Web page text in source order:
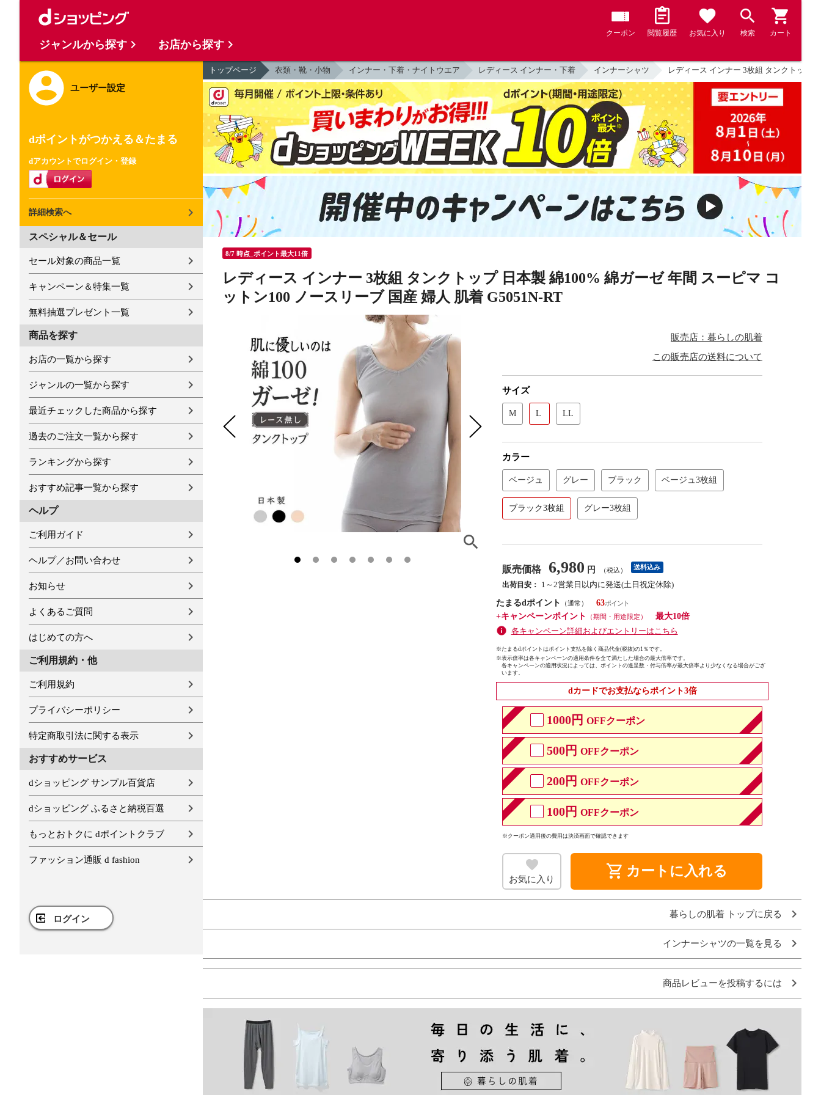
クーポン 閲覧履歴 お気に入り 検索 カート
ユーザー設定
dポイントがつかえる＆たまる
dアカウントでログイン・登録
詳細検索へ
スペシャル＆セール
セール対象の商品一覧
キャンペーン＆特集一覧
無料抽選プレゼント一覧
商品を探す
お店の一覧から探す
ジャンルの一覧から探す
最近チェックした商品から探す
過去のご注文一覧から探す
ランキングから探す
おすすめ記事一覧から探す
ヘルプ
ご利用ガイド
ヘルプ／お問い合わせ
お知らせ
よくあるご質問
はじめての方へ
ご利用規約・他
ご利用規約
プライバシーポリシー
特定商取引法に関する表示
おすすめサービス
dショッピング サンプル百貨店
dショッピング ふるさと納税百選
もっとおトクに dポイントクラブ
ファッション通販 d fashion
ログイン
トップページ 衣類・靴・小物 インナー・下着・ナイトウエア レディース インナー・下着 インナーシャツ レディース インナー 3枚組 タンクトップ
8/7 時点_ポイント最大11倍
レディース インナー 3枚組 タンクトップ 日本製 綿100% 綿ガーゼ 年間 スーピマ コ
ットン100 ノースリーブ 国産 婦人 肌着 G5051N-RT
販売店：暮らしの肌着
この販売店の送料について
サイズ
M L LL
カラー
ベージュ グレー ブラック ベージュ3枚組
ブラック3枚組 グレー3枚組
販売価格 6,980 円 （税込） 送料込み
出荷目安：
1～2営業日以内に発送(土日祝定休除)
たまるdポイント
（通常）
63
+キャンペーンポイント
（期間・用途限定）
最大10倍
各キャンペーン詳細およびエントリーはこちら
※たまるdポイントはポイント支払を除く商品代金(税抜)の1％です。
※表示倍率は各キャンペーンの適用条件を全て満たした場合の最大倍率です。
各キャンペーンの適用状況によっては、ポイントの進呈数・付与倍率が最大倍率より少なくなる場合がござ
います。
dカードでお支払ならポイント3倍
1000円 OFFクーポン
500円 OFFクーポン
200円 OFFクーポン
100円 OFFクーポン
※クーポン適用後の費用は決済画面で確認できます
お気に入り shopping_cart カートに入れる
暮らしの肌着 トップに戻る
インナーシャツの一覧を見る
商品レビューを投稿するには
ジャンルから探す お店から探す